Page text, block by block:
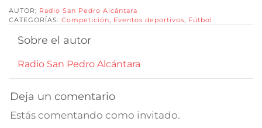
AUTOR; Radio San Pedro Alcántara
CATEGORÍAS: Competición Eventos deportivos Fútbol
Sobre el autor
Radio San Pedro Alcántara
Deja un comentario
Estás comentando como invitado.